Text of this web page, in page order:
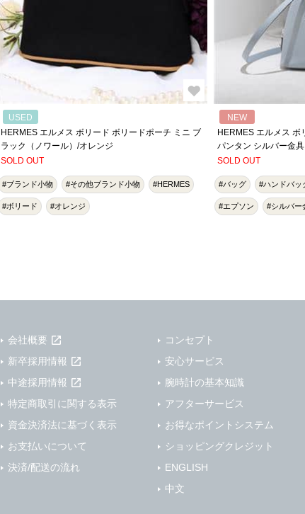
USED
HERMES エルメス ボリード ボリードポーチ ミニ ブ
ラック（ノワール）/オレンジ
SOLD OUT
#ブランド小物 #その他ブランド小物 #HERMES
#ボリード #オレンジ
NEW
HERMES エルメス ボ
パンタン シルバー金具
SOLD OUT
#バッグ #ハンドバッ
#エプソン #シルバー
会社概要
新卒採用情報
中途採用情報
特定商取引に関する表示
資金決済法に基づく表示
お支払いについて
決済/配送の流れ
コンセプト
安心サービス
腕時計の基本知識
アフターサービス
お得なポイントシステム
ショッピングクレジット
ENGLISH
中文